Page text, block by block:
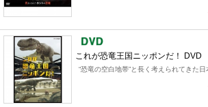
これが恐竜王国ニッポンだ！ DVD
“恐竜の空白地帯”と長く考えられてきた日